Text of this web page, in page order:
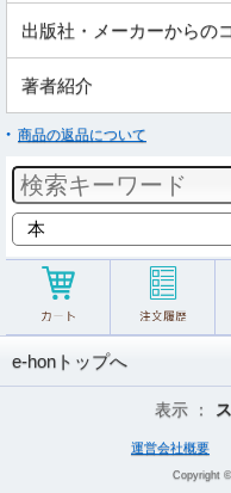
出版社・メーカーからの
著者紹介
商品の返品について
e-honトップへ
表示 ：
運営会社概要
Copyright